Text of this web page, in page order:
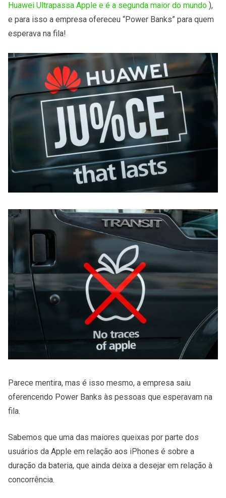
Huawei Ultrapassa Apple e é a segunda maior do mundo ),
e para isso a empresa ofereceu “Power Banks” para quem
esperava na fila!
Parece mentira, mas é isso mesmo, a empresa saiu
oferencendo Power Banks às pessoas que esperavam na
fila.
Sabemos que uma das maiores queixas por parte dos
usuários da Apple em relação aos iPhones é sobre a
duração da bateria, que ainda deixa a desejar em relação à
concorrência.